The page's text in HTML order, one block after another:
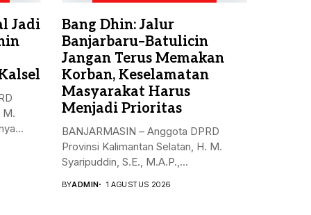
Jadi
M.
Bang Dhin: Jalur
Banjarbaru–Batulicin
Jangan Terus Memakan
Korban, Keselamatan
Masyarakat Harus
Menjadi Prioritas
BANJARMASIN – Anggota DPRD
Provinsi Kalimantan Selatan, H. M.
Syaripuddin, S.E., M.A.P.,...
BYADMIN 1 AGUSTUS 2026